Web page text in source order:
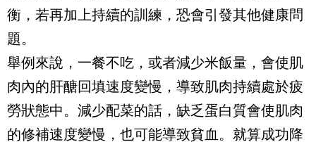
衡，若再加上持續的訓練，恐會引發其他健康問
題。
舉例來說，一餐不吃，或者減少米飯量，會使肌
肉內的肝醣回填速度變慢，導致肌肉持續處於疲
勞狀態中。減少配菜的話，缺乏蛋白質會使肌肉
的修補速度變慢，也可能導致貧血。就算成功降